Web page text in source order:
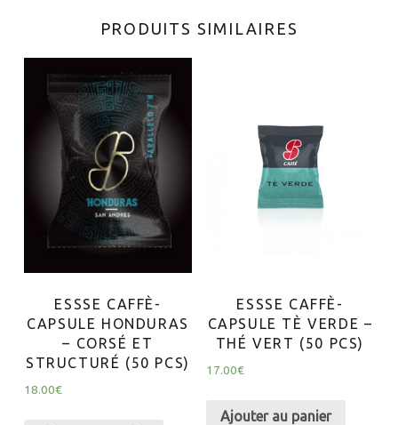
PRODUITS SIMILAIRES
ESSSE CAFFÈ-
CAPSULE HONDURAS
– CORSÉ ET
STRUCTURÉ (50 PCS)
18.00€
ESSSE CAFFÈ-
CAPSULE TÈ VERDE –
THÉ VERT (50 PCS)
17.00€
Ajouter au panier